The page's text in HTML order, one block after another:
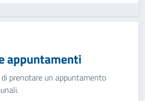
appuntamenti
prenotare un appuntamento